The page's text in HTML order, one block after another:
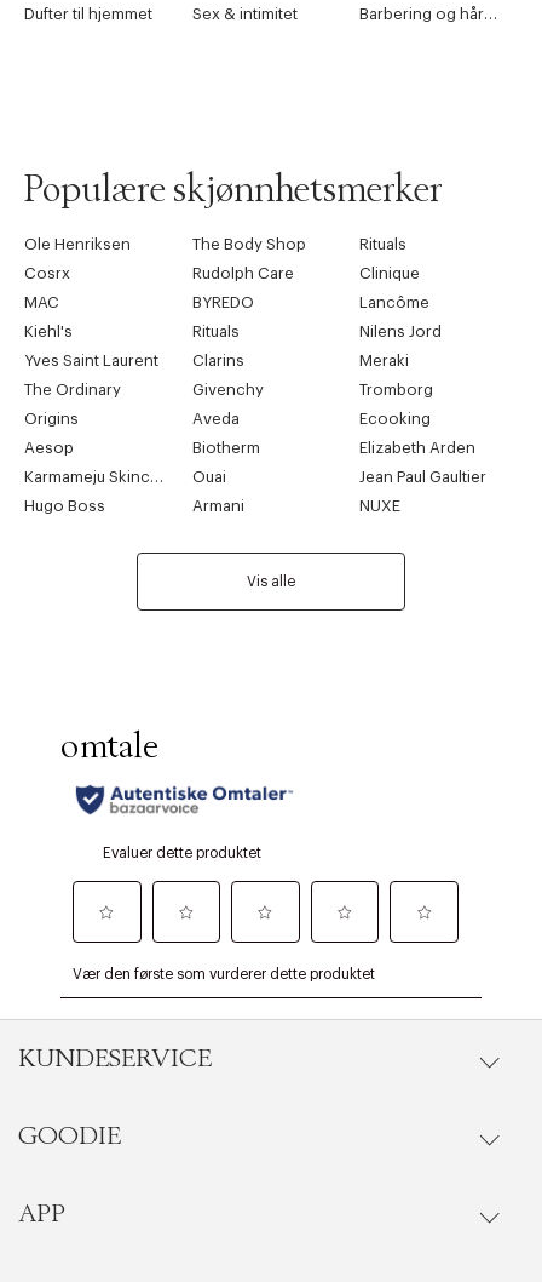
Dufter til hjemmet
Sex & intimitet
Populære skjønnhetsmerker
Ole Henriksen The Body Shop
Rituals
Cosrx
Rudolph Care
Clinique
MAC
BYREDO
Lancôme
Kiehl's
Rituals
Nilens Jord
Yves Saint Laurent
Clarins
Meraki
The Ordinary
Givenchy
Tromborg
Origins
Aveda
Ecooking
Aesop
Biotherm
Elizabeth Arden
Ouai
Jean Paul Gaultier
Hugo Boss
Armani NUXE
Vis alle
KUNDESERVICE
Gå til kundeservice
Ordrestatus
GOODIE
Goodie fordelsunivers
APP